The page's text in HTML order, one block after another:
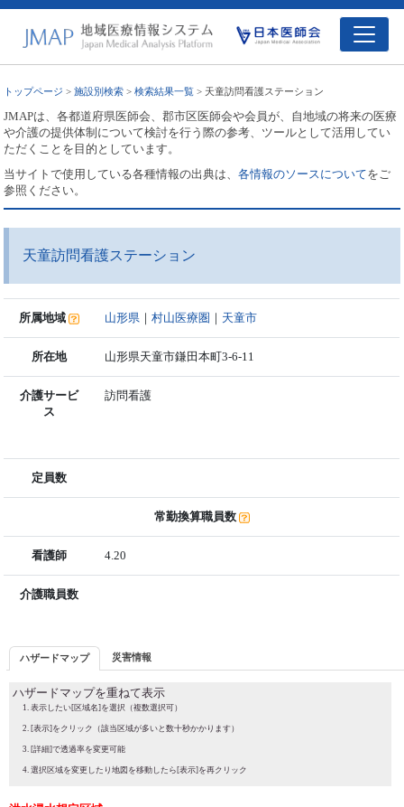
トップページ >施設別検索 >検索結果一覧 > 天童訪問看護ステーション
JMAPは、各都道府県医師会、郡市区医師会や会員が、自地域の将来の医療
や介護の提供体制について検討を行う際の参考、ツールとして活用してい
ただくことを目的としています。
当サイトで使用している各種情報の出典は、各情報のソースについてをご
参照ください。
天童訪問看護ステーション
所属地域 山形県 ｜村山医療圏 ｜ 天童市
所在地 山形県天童市鎌田本町3-6-11
介護サービ
ス
訪問看護
定員数
常勤換算職員数
看護師 4.20
介護職員数
ハザードマップ 災害情報
ハザードマップを重ねて表示
表示したい[区域名]を選択（複数選択可）
[表示]をクリック（該当区域が多いと数十秒かかります）
[詳細]で透過率を変更可能
選択区域を変更したり地図を移動したら[表示]を再クリック